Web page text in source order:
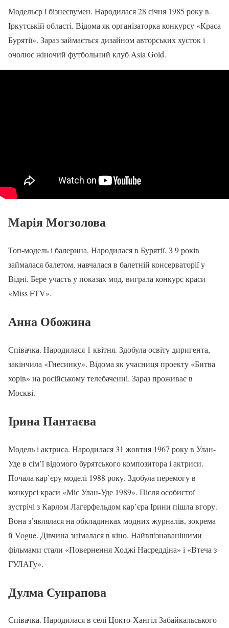
Модельєр і бізнесвумен. Народилася 28 січня 1985 року в
Іркутській області. Відома як організаторка конкурсу «Краса
Бурятії». Зараз займається дизайном авторських хусток і
очолює жіночий футбольний клуб Asia Gold.
Марія Могзолова
Топ-модель і балерина. Народилася в Бурятії. З 9 років
займалася балетом, навчалася в балетній консерваторії у
Відні. Бере участь у показах мод, виграла конкурс краси
«Miss FTV».
Анна Обожина
Співачка. Народилася 1 квітня. Здобула освіту диригента,
закінчила «Гнесинку». Відома як учасниця проекту «Битва
хорів» на російському телебаченні. Зараз проживає в
Москві.
Ірина Пантаєва
Модель і актриса. Народилася 31 жовтня 1967 року в Улан-
Уде в сім’ї відомого бурятського композитора і актриси.
Почала кар’єру моделі 1988 року. Здобула перемогу в
конкурсі краси «Міс Улан-Уде 1989». Після особистої
зустрічі з Карлом Лагерфельдом кар’єра Ірини пішла вгору.
Вона з’являлася на обкладинках модних журналів, зокрема
й Vogue. Дівчина знімалася в кіно. Найвпізнаванішими
фільмами стали «Повернення Ходжі Насреддіна» і «Втеча з
ГУЛАГу».
Дулма Сунрапова
Співачка. Народилася в селі Цокто-Хангіл Забайкальського